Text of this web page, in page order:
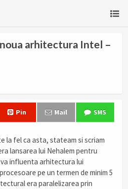
arhitectura Intel –
Pin Mail SMS
la fel ca asta, stateam si scriam
lansarea lui Nehalem pentru
influenta arhitectura lui
pe un termen de minim 5
era paralelizarea prin